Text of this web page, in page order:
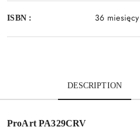
ISBN : 36 miesięcy
DESCRIPTION
ProArt PA329CRV